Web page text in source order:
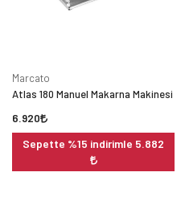
Marcato
Atlas 180 Manuel Makarna Makinesi
6.920
Sepette %15 indirimle 5.882